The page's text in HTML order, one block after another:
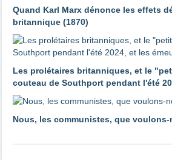
Quand Karl Marx dénonce les effets
britannique (1870)
Les prolétaires britanniques, et le
couteau de Southport pendant l'été
Nous, les communistes, que voulons-